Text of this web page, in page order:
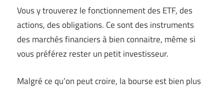
Vous y trouverez le fonctionnement des ETF, des
actions, des obligations. Ce sont des instruments
des marchés financiers à bien connaitre, même si
vous préférez rester un petit investisseur.
Malgré ce qu’on peut croire, la bourse est bien plus